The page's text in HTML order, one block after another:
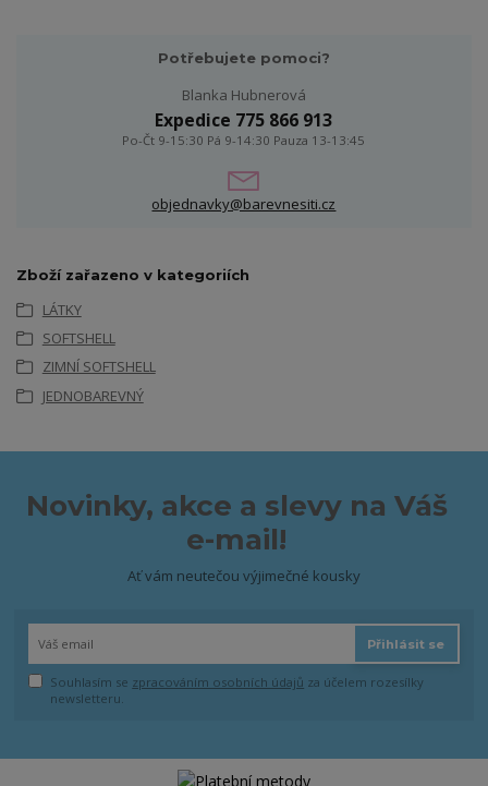
Potřebujete pomoci?
Blanka Hubnerová
Expedice 775 866 913
Po-Čt 9-15:30 Pá 9-14:30 Pauza 13-13:45
objednavky@barevnesiti.cz
Zboží zařazeno v kategoriích
LÁTKY
SOFTSHELL
ZIMNÍ SOFTSHELL
JEDNOBAREVNÝ
Novinky, akce a slevy na Váš
e-mail!
Ať vám neutečou výjimečné kousky
Přihlásit se
Souhlasím se zpracováním osobních údajů za účelem rozesílky
newsletteru.